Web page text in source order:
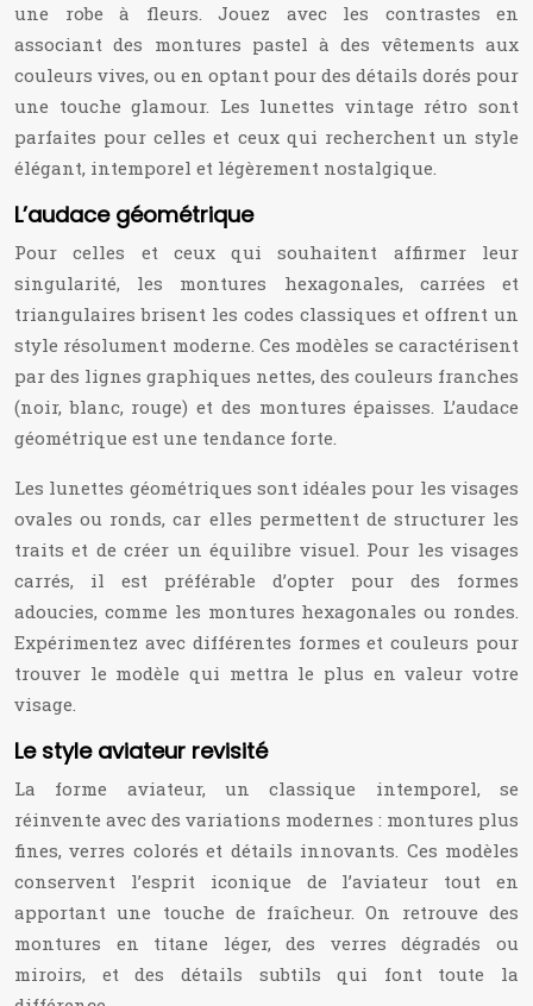
une robe à fleurs. Jouez avec les contrastes en
associant des montures pastel à des vêtements aux
couleurs vives, ou en optant pour des détails dorés pour
une touche glamour. Les lunettes vintage rétro sont
parfaites pour celles et ceux qui recherchent un style
élégant, intemporel et légèrement nostalgique.
L’audace géométrique
Pour celles et ceux qui souhaitent affirmer leur
singularité, les montures hexagonales, carrées et
triangulaires brisent les codes classiques et offrent un
style résolument moderne. Ces modèles se caractérisent
par des lignes graphiques nettes, des couleurs franches
(noir, blanc, rouge) et des montures épaisses. L’audace
géométrique est une tendance forte.
Les lunettes géométriques sont idéales pour les visages
ovales ou ronds, car elles permettent de structurer les
traits et de créer un équilibre visuel. Pour les visages
carrés, il est préférable d’opter pour des formes
adoucies, comme les montures hexagonales ou rondes.
Expérimentez avec différentes formes et couleurs pour
trouver le modèle qui mettra le plus en valeur votre
visage.
Le style aviateur revisité
La forme aviateur, un classique intemporel, se
réinvente avec des variations modernes : montures plus
fines, verres colorés et détails innovants. Ces modèles
conservent l’esprit iconique de l’aviateur tout en
apportant une touche de fraîcheur. On retrouve des
montures en titane léger, des verres dégradés ou
miroirs, et des détails subtils qui font toute la